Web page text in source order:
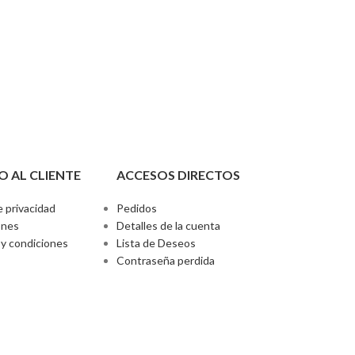
AL CLIENTE
privacidad
condiciones
ACCESOS DIRECTOS
Pedidos
Detalles de la cuenta
Lista de Deseos
Contraseña perdida